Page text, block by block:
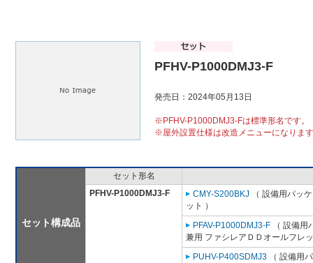
PFHV-P1000DMJ3-F
発売日：2024年05月13日
※PFHV-P1000DMJ3-Fは標準形名です。
※屋外設置仕様は改造メニューになりま
セット構成品
セット形名
PFHV-P1000DMJ3-F
CMY-S200BKJ （ 設備用パッ
ット ）
PFAV-P1000DMJ3-F （ 設備用
兼用 ファシレアＤＤオールフレ
PUHV-P400SDMJ3 （ 設備用